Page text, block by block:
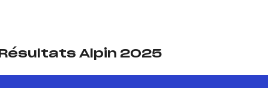
Résultats Alpin 2025